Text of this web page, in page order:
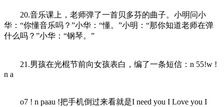
20.音乐课上，老师弹了一首贝多芬的曲子。小明问小
华：“你懂音乐吗？”小华：“懂。”小明：“那你知道老师在弹
什么吗？”小华：“钢琴。”
21.男孩在光棍节前向女孩表白，编了一条短信：n 55!w !
n a
o7 ! n paau !把手机倒过来看就是I need you I Love you I